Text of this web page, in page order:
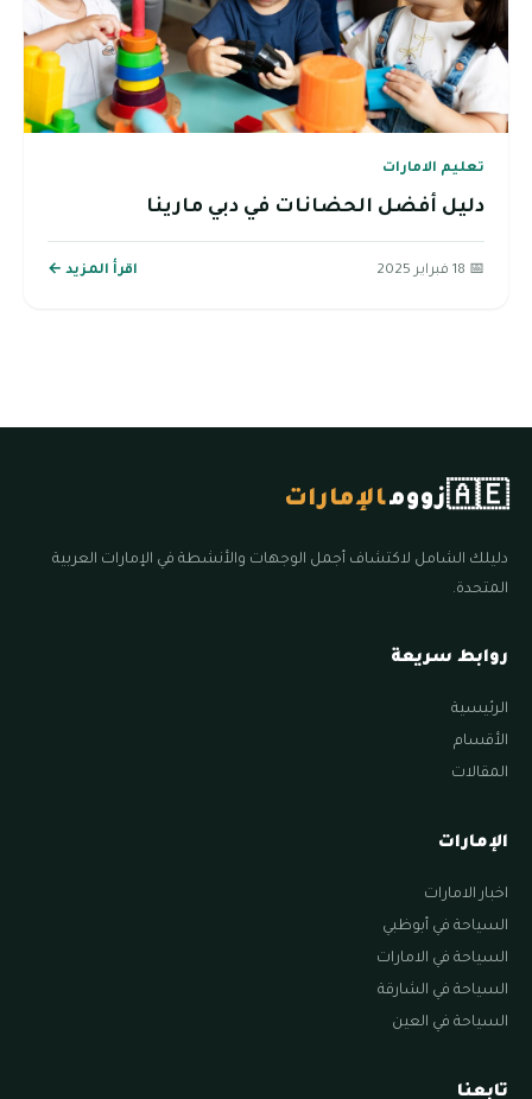
تعليم الامارات
دليل أفضل الحضانات في دبي مارينا
📅 18 فبراير 2025 اقرأ المزيد ←
🇦🇪زوومالإمارات
دليلك الشامل لاكتشاف أجمل الوجهات والأنشطة في الإمارات العربية
المتحدة.
روابط سريعة
الرئيسية
الأقسام
المقالات
الإمارات
اخبار الامارات
السياحة في أبوظبي
السياحة في الامارات
السياحة في الشارقة
السياحة في العين
تابعنا